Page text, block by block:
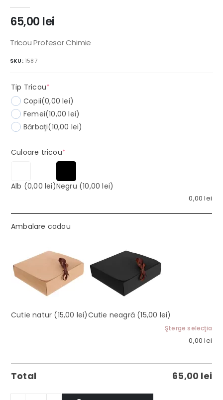
65,00 lei
Tricou Profesor Chimie
SKU: 1587
Tip Tricou*
Copii(0,00 lei)
Femei(10,00 lei)
Bărbaţi(10,00 lei)
Culoare tricou*(required)
Alb (0,00 lei)Negru (10,00 lei)
0,00lei
Ambalare cadou
Cutie natur (15,00 lei)Cutie neagră (15,00 lei)
Şterge selecţia
0,00lei
Total 65,00 lei